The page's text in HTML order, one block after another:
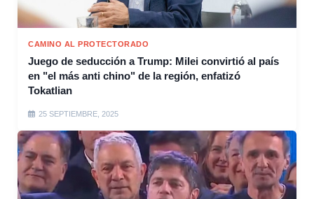
CAMINO AL PROTECTORADO
Juego de seducción a Trump: Milei convirtió al país
en "el más anti chino" de la región, enfatizó
Tokatlian
25 SEPTIEMBRE, 2025